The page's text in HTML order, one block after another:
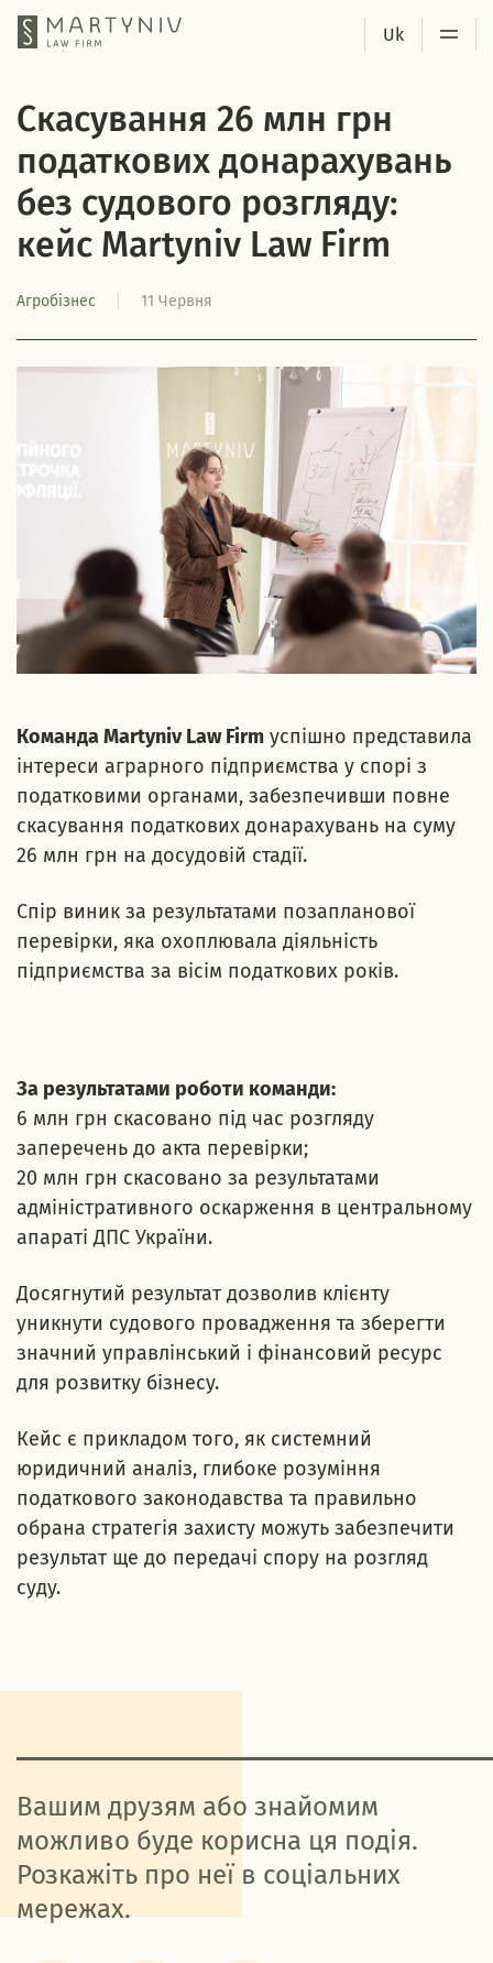
Uk
Головна Скасування 26 млн грн податкових
Скасування 26 млн грн
податкових донарахувань
без судового розгляду:
кейс Martyniv Law Firm
Агробізнес 11 Червня
Команда Martyniv Law Firm успішно представила
інтереси аграрного підприємства у спорі з
податковими органами, забезпечивши повне
скасування податкових донарахувань на суму
26 млн грн на досудовій стадії.
Спір виник за результатами позапланової
перевірки, яка охоплювала діяльність
підприємства за вісім податкових років.
01
За результатами роботи команди:
6 млн грн скасовано під час розгляду
заперечень до акта перевірки;
20 млн грн скасовано за результатами
адміністративного оскарження в центральному
апараті ДПС України.
Досягнутий результат дозволив клієнту
уникнути судового провадження та зберегти
значний управлінський і фінансовий ресурс
для розвитку бізнесу.
Кейс є прикладом того, як системний
юридичний аналіз, глибоке розуміння
податкового законодавства та правильно
обрана стратегія захисту можуть забезпечити
результат ще до передачі спору на розгляд
суду.
Вашим друзям або знайомим
можливо буде корисна ця подія.
Розкажіть про неї в соціальних
мережах.